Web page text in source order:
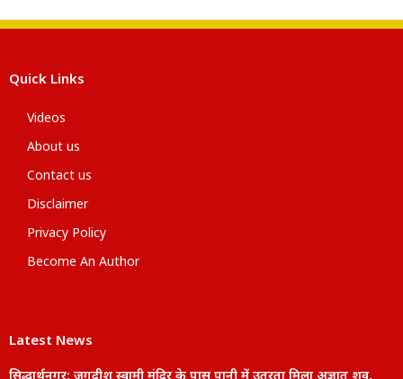
About us
Latest News
August 9, 2026 No Comments
बुलंदशहर में किसान की हत्या के आरोपियों से पुलिस मुठभेड़: गोली लगने से एक